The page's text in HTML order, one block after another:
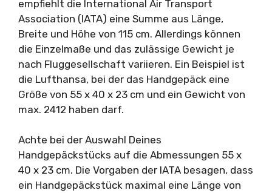
empfiehlt die International Air Transport
Association (IATA) eine Summe aus Länge,
Breite und Höhe von 115 cm. Allerdings können
die Einzelmaße und das zulässige Gewicht je
nach Fluggesellschaft variieren. Ein Beispiel ist
die Lufthansa, bei der das Handgepäck eine
Größe von 55 x 40 x 23 cm und ein Gewicht von
max. 2412 haben darf.
Achte bei der Auswahl Deines
Handgepäckstücks auf die Abmessungen 55 x
40 x 23 cm. Die Vorgaben der IATA besagen, dass
ein Handgepäckstück maximal eine Länge von